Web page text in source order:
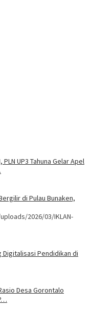
UP3 Tahuna Gelar Apel
di Pulau Bunaken,
2026/03/IKLAN-
Digitalisasi Pendidikan di
Desa Gorontalo